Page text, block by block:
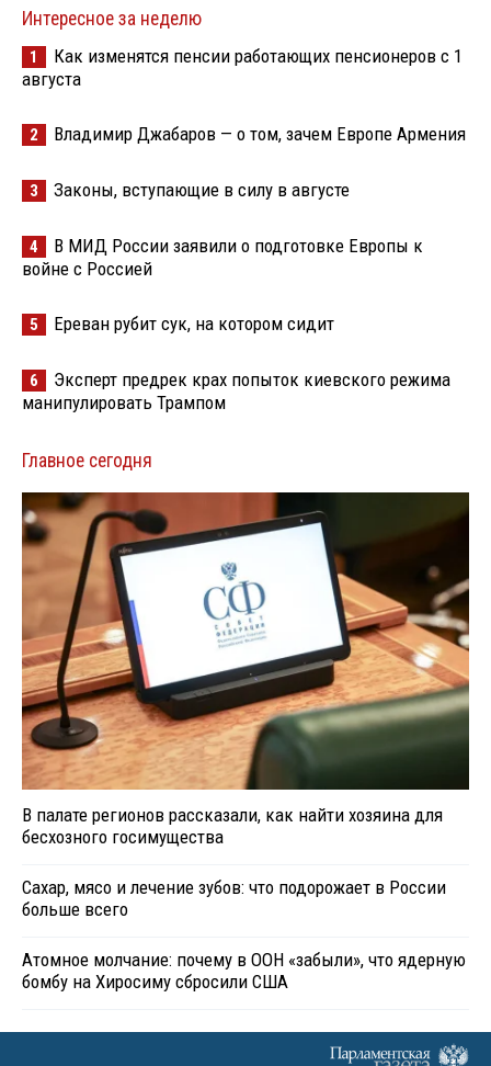
Интересное за неделю
1
Как изменятся пенсии работающих пенсионеров с 1
августа
2 Владимир Джабаров — о том, зачем Европе Армения
3 Законы, вступающие в силу в августе
4
В МИД России заявили о подготовке Европы к
войне с Россией
5 Ереван рубит сук, на котором сидит
6
Эксперт предрек крах попыток киевского режима
манипулировать Трампом
Главное сегодня
В палате регионов рассказали, как найти хозяина для
бесхозного госимущества
Сахар, мясо и лечение зубов: что подорожает в России
больше всего
Атомное молчание: почему в ООН «забыли», что ядерную
бомбу на Хиросиму сбросили США